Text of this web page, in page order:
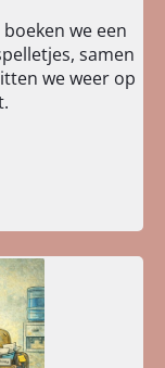
we een
samen
we weer op